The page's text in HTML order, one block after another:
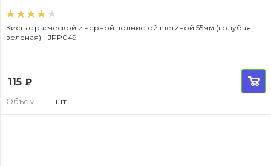
Кисть с расческой и черной волнистой щетиной 55мм (голубая,
зеленая) - JPP049
115 ₽
Объем — 1 шт